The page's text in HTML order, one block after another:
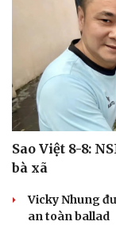
Sao Việt 8-8:
bà xã
Vicky Nhung
an toàn ballad